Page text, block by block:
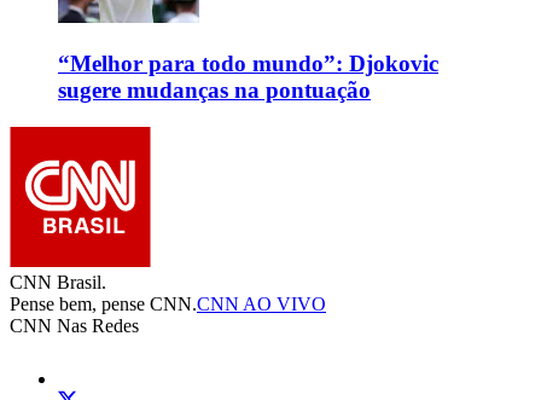
“Melhor para todo mundo”: Djokovic
sugere mudanças na pontuação
CNN Brasil.
Pense bem, pense CNN.CNN AO VIVO
CNN Nas Redes